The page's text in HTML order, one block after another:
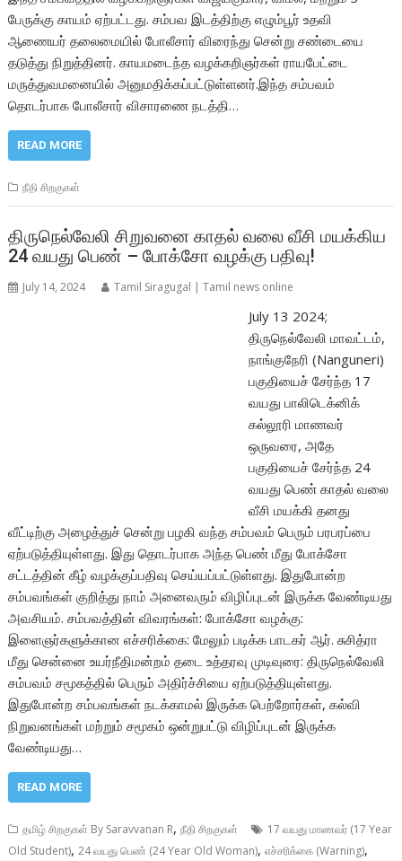
பேருக்கு காயம் ஏற்பட்டது. சம்பவ இடத்திற்கு எழும்பூர் உதவி
ஆணையர் தலைமையில் போலீசார் விரைந்து சென்று சண்டையை
தடுத்து நிறுத்தினர். காயமடைந்த வழக்கறிஞர்கள் ராயபேட்டை
மருத்துவமனையில் அனுமதிக்கப்பட்டுள்ளனர்.இந்த சம்பவம்
தொடர்பாக போலீசார் விசாரணை நடத்தி…
READ MORE
நீதி சிறகுகள்
திருநெல்வேலி சிறுவனை காதல் வலை வீசி மயக்கிய
24 வயது பெண் – போக்சோ வழக்கு பதிவு!
July 14, 2024 Tamil Siragugal | Tamil news online
July 13 2024;
திருநெல்வேலி மாவட்டம்,
நாங்குநேரி (Nanguneri)
பகுதியைச் சேர்ந்த 17
வயது பாலிடெக்னிக்
கல்லூரி மாணவர்
ஒருவரை, அதே
பகுதியைச் சேர்ந்த 24
வயது பெண் காதல் வலை
வீசி மயக்கி தனது
வீட்டிற்கு அழைத்துச் சென்று பழகி வந்த சம்பவம் பெரும் பரபரப்பை
ஏற்படுத்தியுள்ளது. இது தொடர்பாக அந்த பெண் மீது போக்சோ
சட்டத்தின் கீழ் வழக்குப்பதிவு செய்யப்பட்டுள்ளது. இதுபோன்ற
சம்பவங்கள் குறித்து நாம் அனைவரும் விழிப்புடன் இருக்க வேண்டியது
அவசியம். சம்பவத்தின் விவரங்கள்: போக்சோ வழக்கு:
இளைஞர்களுக்கான எச்சரிக்கை: மேலும் படிக்க பாடகர் ஆர். சுசித்ரா
மீது சென்னை உயர்நீதிமன்றம் தடை உத்தரவு முடிவுரை: திருநெல்வேலி
சம்பவம் சமூகத்தில் பெரும் அதிர்ச்சியை ஏற்படுத்தியுள்ளது.
இதுபோன்ற சம்பவங்கள் நடக்காமல் இருக்க பெற்றோர்கள், கல்வி
நிறுவனங்கள் மற்றும் சமூகம் ஒன்றுபட்டு விழிப்புடன் இருக்க
வேண்டியது…
READ MORE
தமிழ் சிறகுகள் By Saravvanan R,நீதி சிறகுகள்
17 வயது மாணவர் (17 Year
Old Student),24 வயது பெண் (24 Year Old Woman),எச்சரிக்கை (Warning),